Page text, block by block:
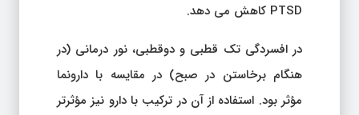
PTSD کاهش می دهد.
در افسردگی تک قطبی و دوقطبی، نور درمانی (در
هنگام برخاستن در صبح) در مقایسه با دارونما
مؤثر بود. استفاده از آن در ترکیب با دارو نیز مؤثرتر